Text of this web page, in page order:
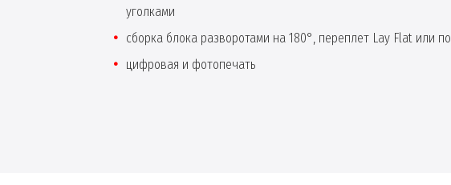
уголками
сборка блока разворотами на 180°, переплет Lay Flat или
цифровая и фотопечать